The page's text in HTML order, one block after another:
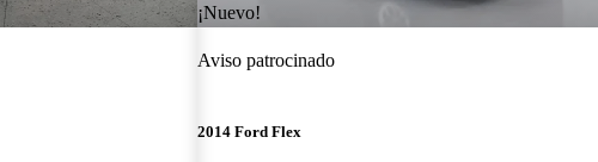
¡Nuevo!
Aviso patrocinado
2014 Ford Flex